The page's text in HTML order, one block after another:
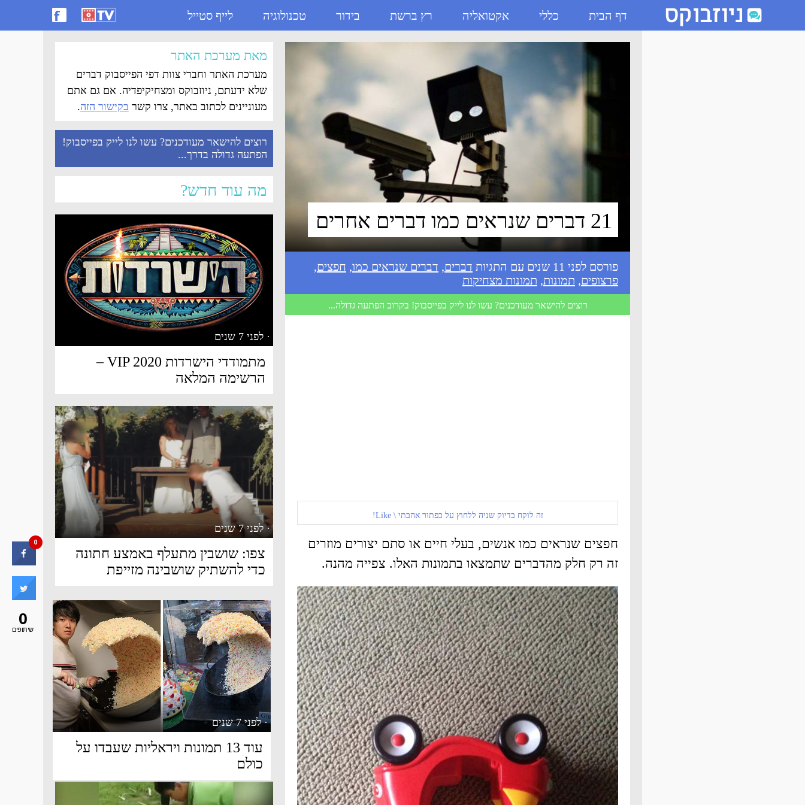
דף הבית כללי אקטואליה רץ ברשת בידור טכנולוגיה לייף סטייל 21 דברים שנראים כמו דברים אחרים - ניוזבוקס
21 דברים שנראים כמו דברים אחרים
פורסם לפני 11 שנים עם התגיות דברים, דברים שנראים כמו, חפצים,
פרצופים, תמונות, תמונות מצחיקות
רוצים להישאר מעודכנים? עשו לנו לייק בפייסבוק! בקרוב הפתעה גדולה...
זה לוקח בדיוק שניה ללחוץ על כפתור אהבתי \ Like!
חפצים שנראים כמו אנשים, בעלי חיים או סתם יצורים מוזרים
זה רק חלק מהדברים שתמצאו בתמונות האלו. צפייה מהנה.
מאת מערכת האתר
מערכת האתר וחברי צוות דפי הפייסבוק דברים
שלא ידעתם, ניוזבוקס ומצחיקיפדיה. אם גם אתם
מעוניינים לכתוב באתר, צרו קשר בקישור הזה.
רוצים להישאר מעודכנים? עשו לנו לייק בפייסבוק!
הפתעה גדולה בדרך...
מה עוד חדש?
· לפני 7 שנים
מתמודדי הישרדות VIP 2020 –
הרשימה המלאה
· לפני 7 שנים
צפו: שושבין מתעלף באמצע חתונה
כדי להשתיק שושבינה מזייפת
· לפני 7 שנים
עוד 13 תמונות ויראליות שעבדו על
כולם
0
0
שיתופים